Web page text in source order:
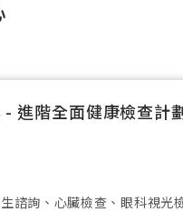
進階全面健康檢查計
諮詢、心臟檢查、眼科視光